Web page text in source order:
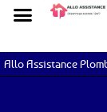
Allo Assistance